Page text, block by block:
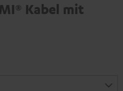
Kabel mit